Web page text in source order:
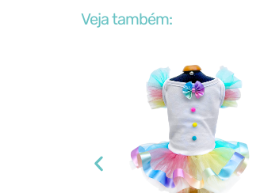
Veja também: